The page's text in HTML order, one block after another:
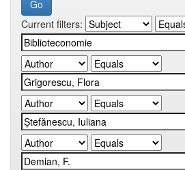
Current filters: